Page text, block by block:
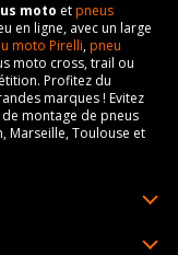
moto etpneus
en ligne, avec un large
moto Pirelli,pneu
moto cross, trail ou
Profitez du
marques ! Evitez
montage de pneus
Marseille, Toulouse et